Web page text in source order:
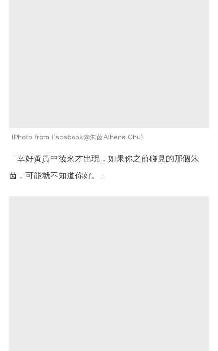
Photo from Facebook@朱茵Athena Chu
「幸好黃貫中後來才出現，如果你之前碰見的那個朱
茵，可能就不知道你好。」